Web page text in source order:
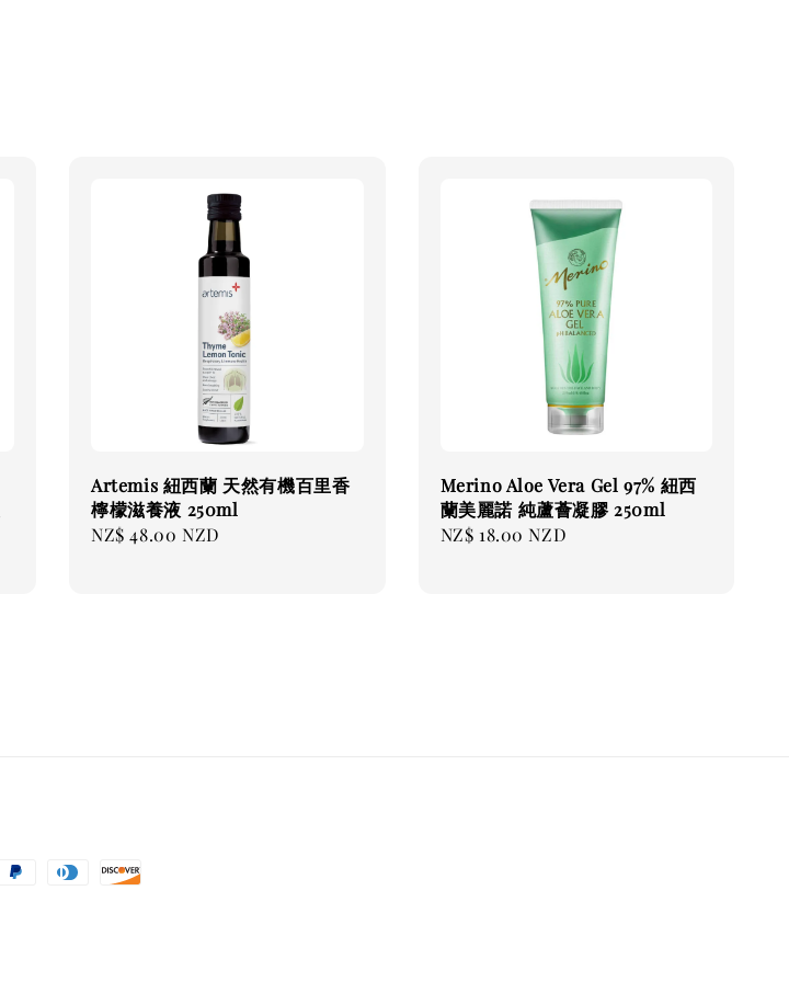
Artemis 紐西蘭 天然有機百里香
檸檬滋養液 250ml
Regular
NZ$ 48.00 NZD
Merino Aloe Vera Gel 97% 紐西
蘭美麗諾 純蘆薈凝膠 250ml
Regular
NZ$ 18.00 NZD